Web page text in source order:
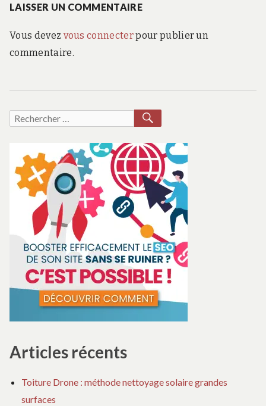
l’article
LAISSER UN COMMENTAIRE
Vous devez vous connecterpour publier un
commentaire.
Recherche
Articles récents
Toiture Drone : méthode nettoyage solaire grandes
surfaces